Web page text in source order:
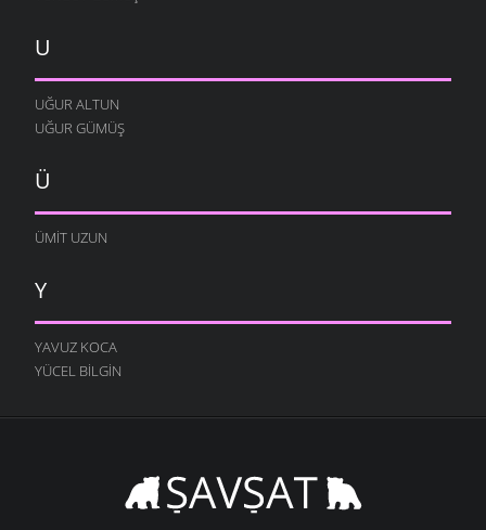
U
UĞUR ALTUN
UĞUR GÜMÜŞ
Ü
ÜMIT UZUN
Y
YAVUZ KOCA
YÜCEL BILGIN